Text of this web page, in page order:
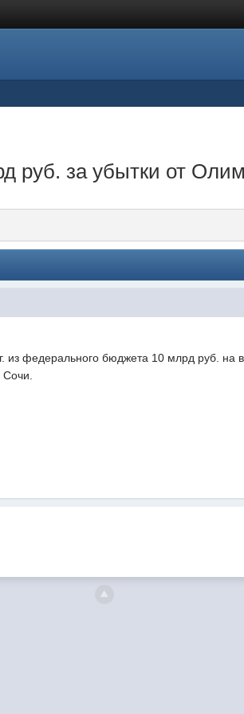
руб. за убытки от
из федерального бюджета 10 млрд руб.